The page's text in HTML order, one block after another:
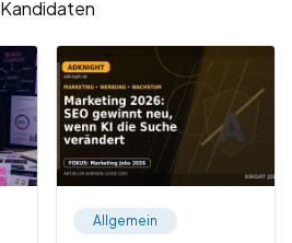
Kandidaten
Allgemein